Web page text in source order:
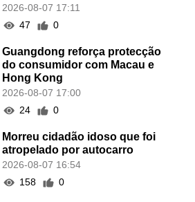
2026-08-07 17:11
47
0
Guangdong reforça protecção
do consumidor com Macau e
Hong Kong
2026-08-07 17:00
24
0
Morreu cidadão idoso que foi
atropelado por autocarro
2026-08-07 16:54
158
0